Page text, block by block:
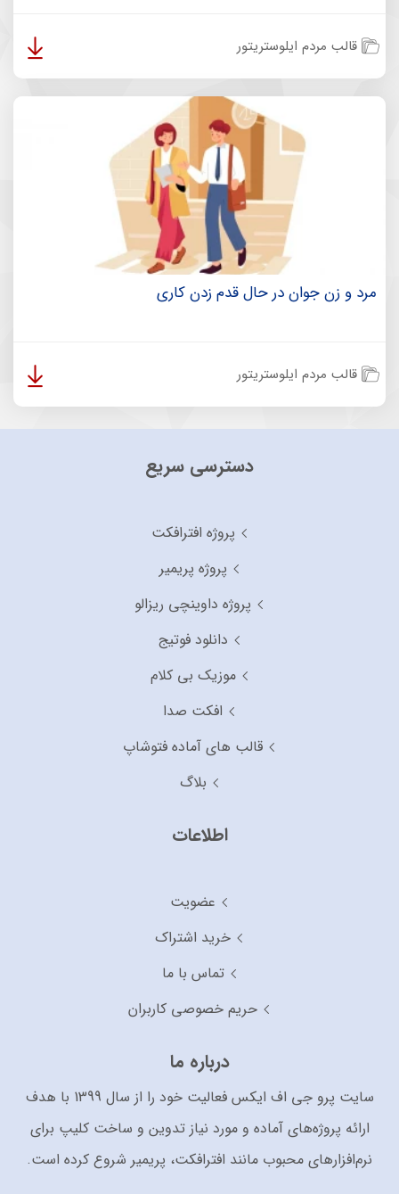
قالب مردم ایلوستریتور
مرد و زن جوان در حال قدم زدن کاری
قالب مردم ایلوستریتور
دسترسی سریع
پروژه افترافکت
پروژه پریمیر
پروژه داوینچی ریزالو
دانلود فوتیج
موزیک بی کلام
افکت صدا
قالب های آماده فتوشاپ
بلاگ
اطلاعات
عضویت
خرید اشتراک
تماس با ما
حریم خصوصی کاربران
درباره ما
سایت پرو جی اف ایکس فعالیت خود را از سال 1399 با هدف
ارائه پروژه‌های آماده و مورد نیاز تدوین و ساخت کلیپ برای
نرم‌افزارهای محبوب مانند افترافکت، پریمیر شروع کرده است.